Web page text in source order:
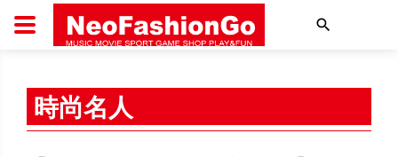
搜尋
時尚名人